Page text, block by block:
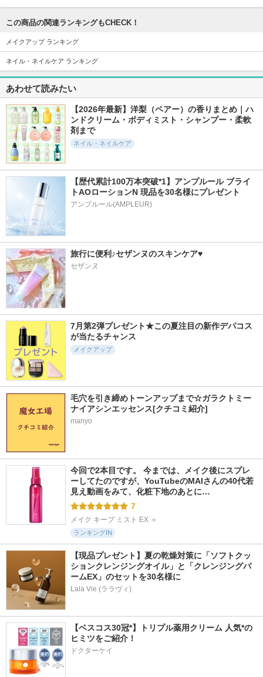
5.6
22074件
超細芯アイブロウ
セザンヌ
5.5
27580件
イナー
キャンメイク
5.7
7452件
クト リップ マキシ
マイザー
ディオール
5.3
3054件
ルージュデコルテ
クリームグロウ
コスメデコルテ
5.4
10565件
ハンオールブロウカ
5.3
7941件
5.6
6087件
カネボウ ルージュ
スターヴァイブラン
ト
KANEBO
ラブ・ライナー リ
キッドアイライナー
R4
msh(エム・エス・エ
イチ)
ブラッシュ Ｎ
NARS
4.9
586件
ジーニッシュマニキュ
デジャヴュ SUQQU(スック)
この商品の関連ランキングもCHECK！
メイクアップ ランキング
ネイル・ネイルケア ランキング
あわせて読みたい
【2026年最新】洋梨（ペアー）の香りまとめ｜ハ
ンドクリーム・ボディミスト・シャンプー・柔軟
剤まで
ネイル・ネイルケア
【歴代累計100万本突破*1】アンプルール ブライ
トAOローションN 現品を30名様にプレゼント
アンプルール(AMPLEUR)
旅行に便利♪セザンヌのスキンケア♥
セザンヌ
7月第2弾プレゼント★この夏注目の新作デパコス
が当たるチャンス
メイクアップ
毛穴を引き締めトーンアップまで☆ガラクトミー
ナイアシンエッセンス[クチコミ紹介]
manyo
今回で2本目です。 今までは、メイク後にスプレ
ーしてたのですが、YouTubeのMAIさんの40代若
見え動画をみて、化粧下地のあとに…
7
メイク キープ ミスト EX ＋
ランキングIN
【現品プレゼント】夏の乾燥対策に「ソフトクッ
ションクレンジングオイル」と「クレンジングバ
ームEX」のセットを30名様に
Lala Vie (ララヴィ)
【ベスコス30冠*】トリプル薬用クリーム 人気*の
ヒミツをご紹介！
ドクターケイ